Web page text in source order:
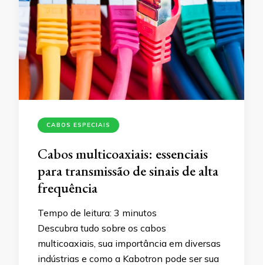
CABOS ESPECIAIS
Cabos multicoaxiais: essenciais
para transmissão de sinais de alta
frequência
Tempo de leitura: 3 minutos
Descubra tudo sobre os cabos
multicoaxiais, sua importância em diversas
indústrias e como a Kabotron pode ser sua